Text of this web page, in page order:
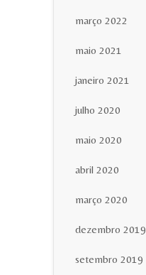
março 2022
maio 2021
janeiro 2021
julho 2020
maio 2020
abril 2020
março 2020
dezembro 2019
setembro 2019